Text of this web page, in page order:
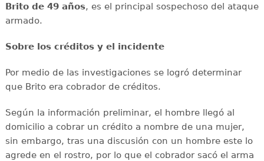
Brito de 49 años, es el principal sospechoso del ataque
armado.
Sobre los créditos y el incidente
Por medio de las investigaciones se logró determinar
que Brito era cobrador de créditos.
Según la información preliminar, el hombre llegó al
domicilio a cobrar un crédito a nombre de una mujer,
sin embargo, tras una discusión con un hombre este lo
agrede en el rostro, por lo que el cobrador sacó el arma